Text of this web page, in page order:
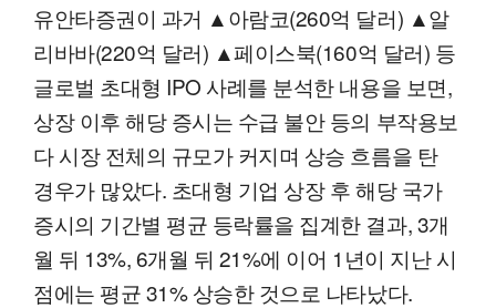
유안타증권이 과거 ▲아람코(260억 달러) ▲알
리바바(220억 달러) ▲페이스북(160억 달러) 등
글로벌 초대형 IPO 사례를 분석한 내용을 보면,
상장 이후 해당 증시는 수급 불안 등의 부작용보
다 시장 전체의 규모가 커지며 상승 흐름을 탄
경우가 많았다. 초대형 기업 상장 후 해당 국가
증시의 기간별 평균 등락률을 집계한 결과, 3개
월 뒤 13%, 6개월 뒤 21%에 이어 1년이 지난 시
점에는 평균 31% 상승한 것으로 나타났다.